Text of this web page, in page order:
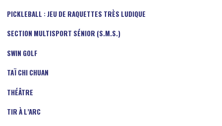
PICKLEBALL : JEU DE RAQUETTES TRÈS LUDIQUE
SECTION MULTISPORT SÉNIOR (S.M.S.)
SWIN GOLF
TAÏ CHI CHUAN
THÉÂTRE
TIR À L’ARC